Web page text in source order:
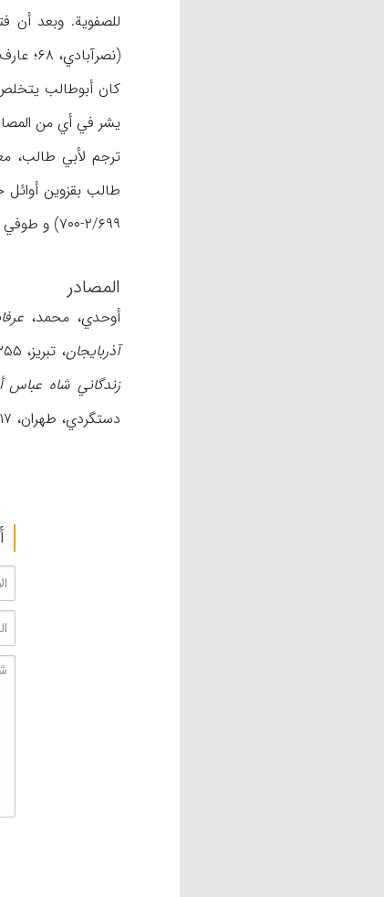
(نصرآبادي، ۶۸؛ عارف، ن.ص).
کان أبوطالب
یشر في أي من
ترجم لأبي طالب،
طالب بقزوین
۲/۶۹۹-۷۰۰) و طوفي التبریزي (م.ن، ۱/۵۰۸ -۵۰۹)، صداقة و ملازمة أکثر له. و کان له ابن یدعی حاجي زاهد (عارف، ن.ص).
المصادر
أوحدي، محمد،
آذربایجان، تبریز، ۱۳۵۵- ۱۳۵۷ش؛ سامي، شمس‌الدین،
زندگاني شاه عباس
دستگردي، طهران، ۱۳۱۷ش؛ نوائي، عبدالحسین،